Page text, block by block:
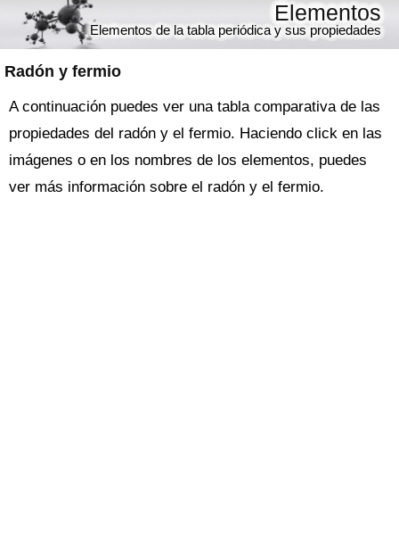
Radón y fermio
Elementos
Elementos de la tabla periódica y sus propiedades
A continuación puedes ver una tabla comparativa de las
propiedades del radón y el fermio. Haciendo click en las
imágenes o en los nombres de los elementos, puedes
ver más información sobre el radón y el fermio.